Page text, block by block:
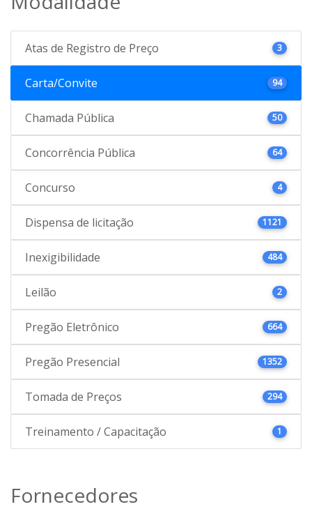
Atas de Registro de Preço 3
Carta/Convite 94
Chamada Pública 50
Concorrência Pública 64
Concurso 4
Dispensa de licitação 1121
Inexigibilidade 484
Leilão 2
Pregão Eletrônico 664
Pregão Presencial 1352
Tomada de Preços 294
Treinamento / Capacitação 1
Fornecedores